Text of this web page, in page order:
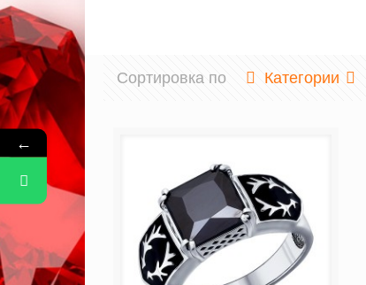
Сортировка по Категории
←